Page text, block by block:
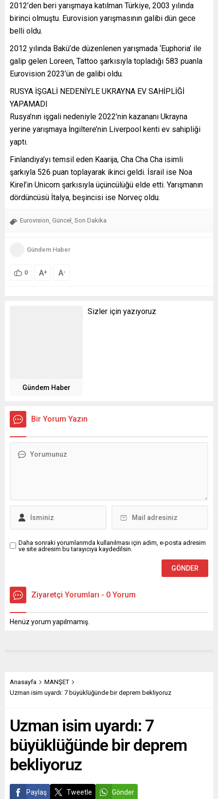
2012’den beri yarışmaya katılman Türkiye, 2003 yılında
birinci olmuştu. Eurovision yarışmasının galibi dün gece
belli oldu.
2012 yılında Bakü’de düzenlenen yarışmada ‘Euphoria’ ile
galip gelen Loreen, Tattoo şarkısıyla topladığı 583 puanla
Eurovision 2023’ün de galibi oldu.
RUSYA İŞGALİ NEDENİYLE UKRAYNA EV SAHİPLİĞİ
YAPAMADI
Rusya’nın işgali nedeniyle 2022’nin kazananı Ukrayna
yerine yarışmaya İngiltere’nin Liverpool kenti ev sahipliği
yaptı.
Finlandiya’yı temsil eden Kaarija, Cha Cha Cha isimli
şarkıyla 526 puan toplayarak ikinci geldi. İsrail ise Noa
Kirel’in Unicorn şarkısıyla üçüncülüğü elde etti. Yarışmanın
dördüncüsü İtalya, beşincisi ise Norveç oldu.
Eurovision Güncel Son Dakika
Gündem Haber
0 A+ A-
Gündem Haber
Sizler için yazıyoruz
Bir Yorum Yazın
Daha sonraki yorumlarımda kullanılması için adım, e-posta adresim
ve site adresim bu tarayıcıya kaydedilsin.
Ziyaretçi Yorumları - 0 Yorum
Henüz yorum yapılmamış.
Anasayfa
MANŞET
Uzman isim uyardı: 7 büyüklüğünde bir deprem bekliyoruz
Uzman isim uyardı: 7
büyüklüğünde bir deprem
bekliyoruz
Paylaş Tweetle Gönder